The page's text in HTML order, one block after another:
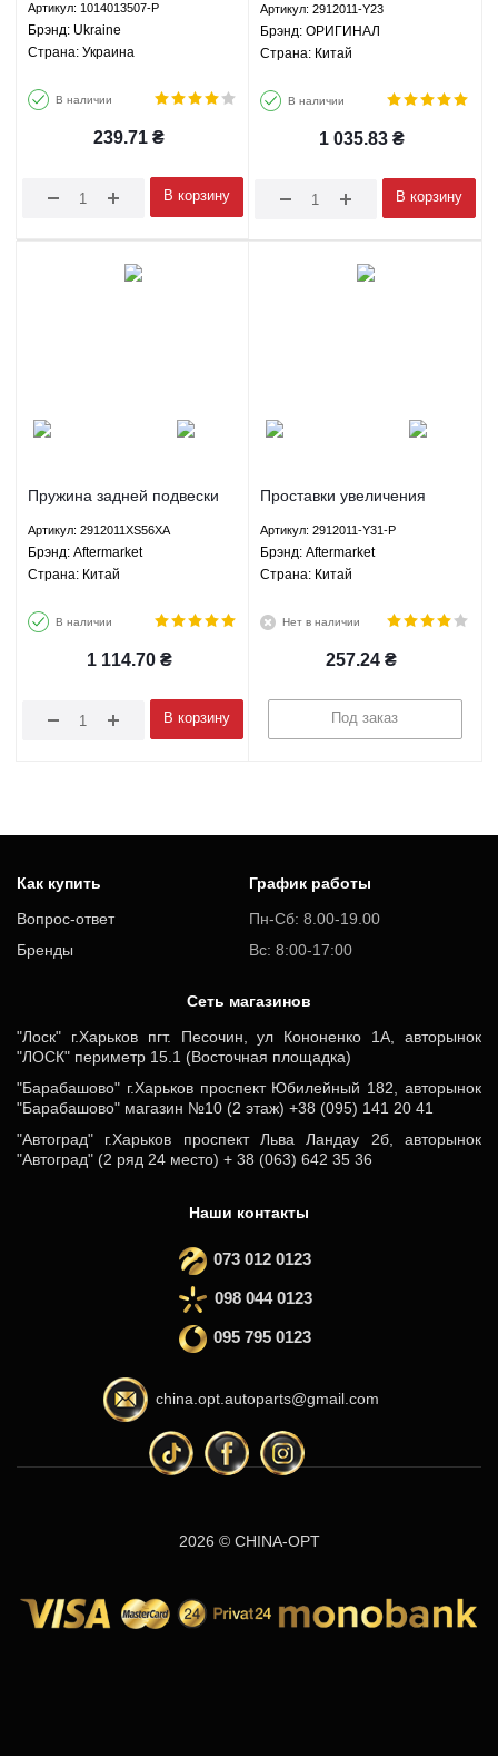
Джили ГС5 Geely GC5 1.5
МКПП - 1014013507-P
Ukraine
Артикул: 1014013507-P
Брэнд: Ukraine
Страна: Украина
В наличии
239.71 ₴
В корзину
Wall Haval M4 1.5 МКПП -
2912011-Y23 ОРИГИНАЛ
Артикул: 2912011-Y23
Брэнд: ОРИГИНАЛ
Страна: Китай
В наличии
1 035.83₴
В корзину
Пружина задней подвески
Wall Haval M4 1.5 МКПП -
2912011XS56XA Aftermarket
Артикул: 2912011XS56XA
Брэнд: Aftermarket
Страна: Китай
В наличии
1 114.70₴
В корзину
Проставки увеличения
Грейт Вол Хавал М2 Great
Wall Haval M2 1.5 МКПП -
2912011-Y31-P Aftermarket
Артикул: 2912011-Y31-P
Брэнд: Aftermarket
Страна: Китай
Нет в наличии
257.24 ₴
Под заказ
Как купить
Вопрос-ответ
Бренды
График работы
Пн-Сб: 8.00-19.00
Вс: 8:00-17:00
Cеть магазинов
"Лоск" г.Харьков пгт. Песочин, ул Кононенко 1А, авторынок
"ЛОСК" периметр 15.1 (Восточная площадка)
"Барабашово" г.Харьков проспект Юбилейный 182, авторынок
"Барабашово" магазин №10 (2 этаж) +38 (095) 141 20 41
"Автоград" г.Харьков проспект Льва Ландау 2б, авторынок
"Автоград" (2 ряд 24 место) + 38 (063) 642 35 36
Наши контакты
073 012 0123
098 044 0123
095 795 0123
china.opt.autoparts@gmail.com
2026 © CHINA-OPT